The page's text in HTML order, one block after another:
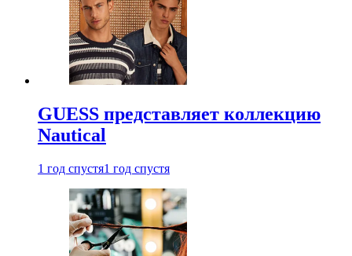
GUESS представляет коллекцию
Nautical
1 год спустя1 год спустя